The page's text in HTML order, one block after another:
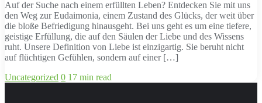
Auf der Suche nach einem erfüllten Leben? Entdecken Sie mit uns
den Weg zur Eudaimonia, einem Zustand des Glücks, der weit über
die bloße Befriedigung hinausgeht. Bei uns geht es um eine tiefere,
geistige Erfüllung, die auf den Säulen der Liebe und des Wissens
ruht. Unsere Definition von Liebe ist einzigartig. Sie beruht nicht
auf flüchtigen Gefühlen, sondern auf einer […]
Uncategorized 0 17 min read